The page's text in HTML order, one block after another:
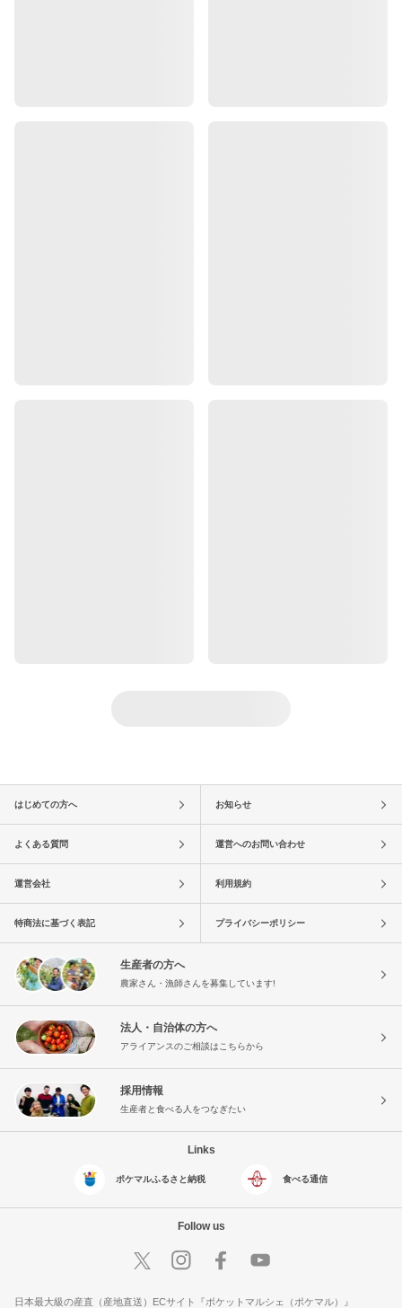
はじめての方へ お知らせ
よくある質問 運営へのお問い合わせ
運営会社 利用規約
特商法に基づく表記 プライバシーポリシー
生産者の方へ
農家さん・漁師さんを募集しています!
法人・自治体の方へ
アライアンスのご相談はこちらから
採用情報
生産者と食べる人をつなぎたい
Links
ポケマルふるさと納税 食べる通信
Follow us
日本最大級の産直（産地直送）ECサイト『ポケットマルシェ（ポケマル）』